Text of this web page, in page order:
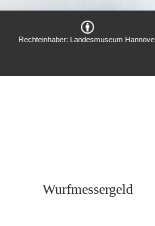
Rechteinhaber: Landesmuseum
Wurfmessergeld